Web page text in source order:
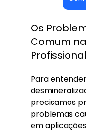
Os
Comum
Profissional
Para
precisamos
problemas
em